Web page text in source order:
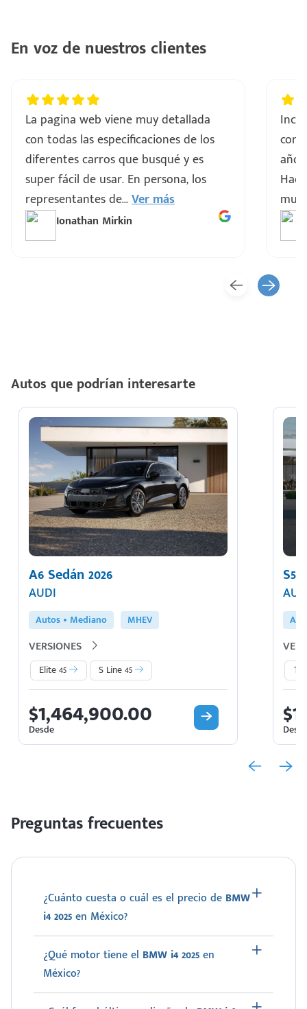
En voz de nuestros clientes
La pagina web viene muy detallada
con todas las especificaciones de los
diferentes carros que busqué y es
super fácil de usar. En persona, los
representantes de...Ver más
Ionathan Mirkin
muy
Autos que podrían interesarte
A6 Sedán 2026
AUDI
Autos Mediano MHEV
VERSIONES
Elite 45 S Line 45
$1,464,900.00
Desde
S5
Preguntas frecuentes
¿Cuánto cuesta o cuál es el precio de BMW
i4 2025en México?
¿Qué motor tiene el BMW i4 2025en
México?